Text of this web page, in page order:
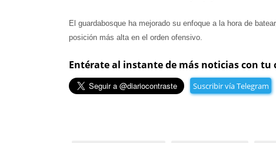
El guardabosque ha mejorado su enfoque a la hora de
posición más alta en el orden ofensivo.
Entérate al instante de más noticias con
Suscribir vía Telegram